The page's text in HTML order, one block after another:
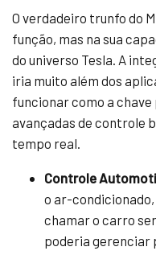
O verdadeiro trunfo do
função, mas na sua
do universo Tesla. A
iria muito além dos
funcionar como a
avançadas de controle
tempo real.
Controle
o ar-condicionado,
chamar o carro
poderia gerenciar